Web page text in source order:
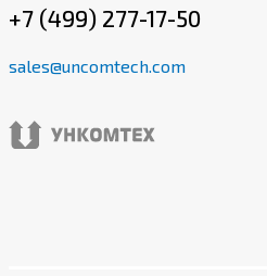
+7 (499) 277-17-50
sales@uncomtech.com